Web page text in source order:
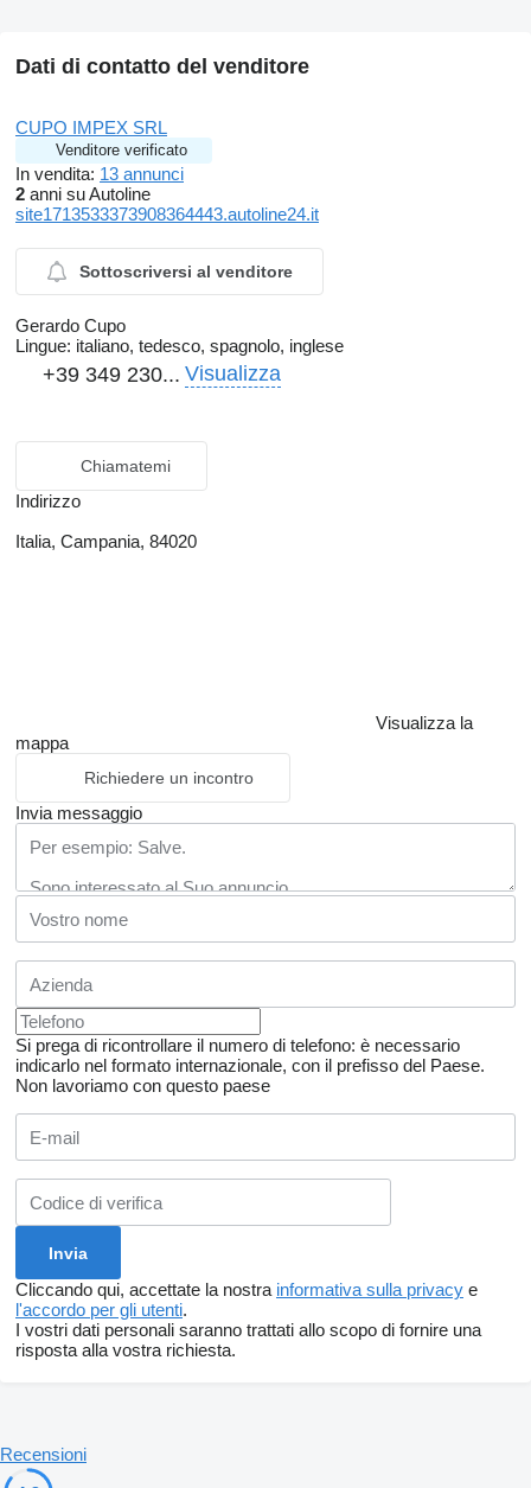
Dati di contatto del venditore
CUPO IMPEX SRL
Venditore verificato
In vendita: 13 annunci
2 anni su Autoline
site1713533373908364443.autoline24.it
Sottoscriversi al venditore
Gerardo Cupo
Lingue: italiano, tedesco, spagnolo, inglese
+39 349 230... Visualizza
Chiamatemi
Indirizzo
Italia, Campania, 84020
Visualizza la
mappa
Richiedere un incontro
Invia messaggio
Si prega di ricontrollare il numero di telefono: è necessario
indicarlo nel formato internazionale, con il prefisso del Paese.
Non lavoriamo con questo paese
Cliccando qui, accettate la nostra informativa sulla privacy e
l'accordo per gli utenti.
I vostri dati personali saranno trattati allo scopo di fornire una
risposta alla vostra richiesta.
Recensioni